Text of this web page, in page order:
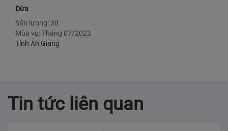
Dừa
Sản lượng: 30
Mùa vụ: Tháng 07/2023
Tỉnh An Giang
Tin tức liên quan